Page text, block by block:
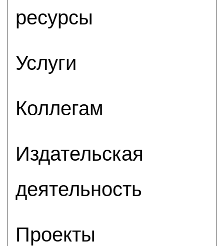
ресурсы
Услуги
Коллегам
Издательская
деятельность
Проекты